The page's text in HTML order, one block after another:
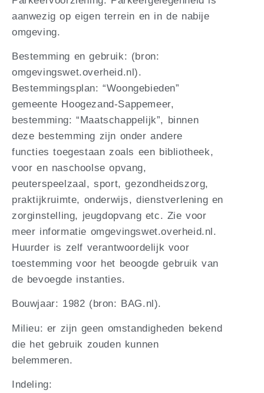
aanwezig op eigen terrein en in de nabije
omgeving.
Bestemming en gebruik: (bron:
omgevingswet.overheid.nl).
Bestemmingsplan: “Woongebieden”
gemeente Hoogezand-Sappemeer,
bestemming: “Maatschappelijk”, binnen
deze bestemming zijn onder andere
functies toegestaan zoals een bibliotheek,
voor en naschoolse opvang,
peuterspeelzaal, sport, gezondheidszorg,
praktijkruimte, onderwijs, dienstverlening en
zorginstelling, jeugdopvang etc. Zie voor
meer informatie omgevingswet.overheid.nl.
Huurder is zelf verantwoordelijk voor
toestemming voor het beoogde gebruik van
de bevoegde instanties.
Bouwjaar: 1982 (bron: BAG.nl).
Milieu: er zijn geen omstandigheden bekend
die het gebruik zouden kunnen
belemmeren.
Indeling: